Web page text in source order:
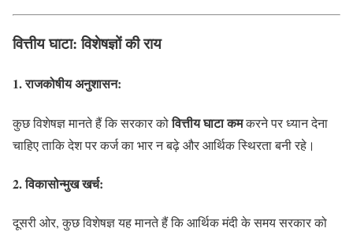
वित्तीय घाटा: विशेषज्ञों की राय
1. राजकोषीय अनुशासन:
कुछ विशेषज्ञ मानते हैं कि सरकार कोवित्तीय घाटा कमकरने पर ध्यान देना
चाहिए ताकि देश पर कर्ज का भार न बढ़े और आर्थिक स्थिरता बनी रहे।
2. विकासोन्मुख खर्च:
दूसरी ओर, कुछ विशेषज्ञ यह मानते हैं कि आर्थिक मंदी के समय सरकार को